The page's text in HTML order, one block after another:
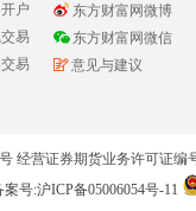
户
易
易
东方财富网微博
东方财富网微信
意见与建议
经营证券期货业务许可证编
案号:沪ICP备05006054号-11